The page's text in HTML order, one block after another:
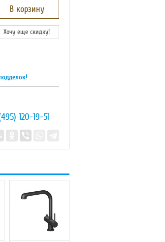
В корзину
Хочу еще скидку!
120-19-51